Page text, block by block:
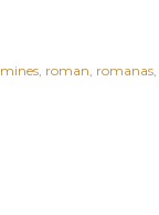
mines roman romanas